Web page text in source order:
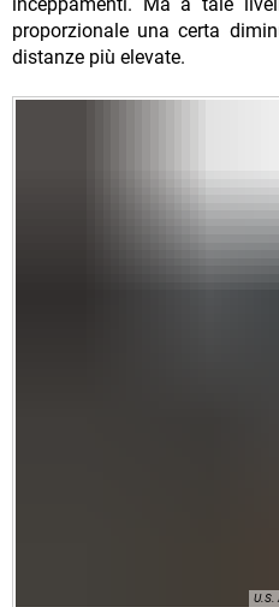
proporzionale una certa
distanze più elevate.
U.S.